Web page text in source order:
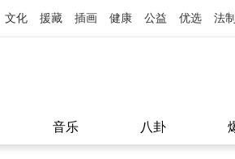
文化 援藏 插画 健康 公益 优选 法制
音乐 八卦